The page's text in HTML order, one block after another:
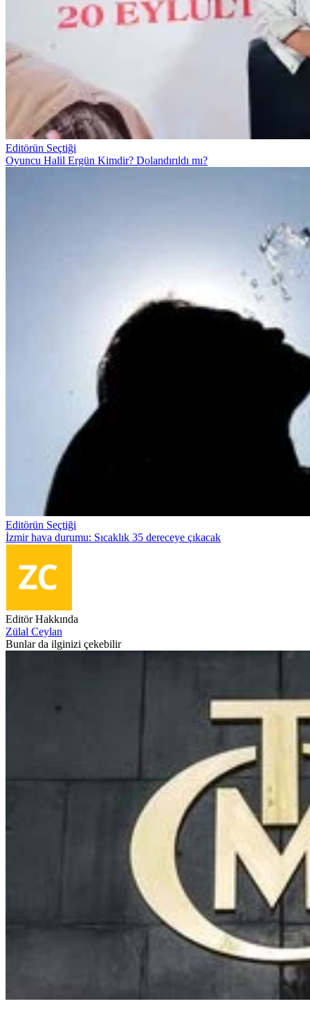
Editörün Seçtiği
Oyuncu Halil Ergün Kimdir? Dolandırıldı mı?
Editörün Seçtiği
İzmir hava durumu: Sıcaklık 35 dereceye çıkacak
Editör Hakkında
Zülal Ceylan
Bunlar da ilginizi çekebilir